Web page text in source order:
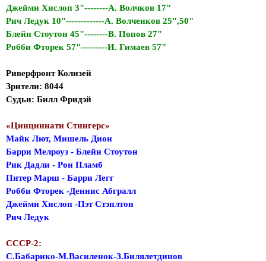
Джейми Хислоп 3"--------А. Волчков 17"
Рич Ледук 10"-------------А. Волченков 25",50"
Блейн Стоутон 45"--------В. Попов 27"
Робби Фторек 57"---------И. Гимаев 57"
Риверфронт Колизей
Зрители: 8044
Судьи: Билл Фридэй
«Цинциннати Стингерс»
Майк Лют, Мишель Дион
Барри Мелроуз - Блейн Стоутон
Рик Дадли - Рон Пламб
Питер Марш - Барри Легг
Робби Фторек -Деннис Абгралл
Джейми Хислоп -Пэт Стэплтон
Рич Ледук
СССР-2:
С.Бабарико-М.Василенок-З.Билялетдинов